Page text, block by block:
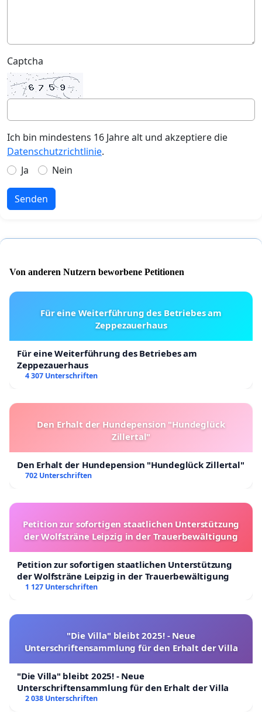
Captcha
Ich bin mindestens 16 Jahre alt und akzeptiere die
Datenschutzrichtlinie.
Ja
Nein
Senden
Von anderen Nutzern beworbene Petitionen
Für eine Weiterführung des Betriebes am
Zeppezauerhaus
Für eine Weiterführung des Betriebes am
Zeppezauerhaus
4 307 Unterschriften
Den Erhalt der Hundepension "Hundeglück
Zillertal"
Den Erhalt der Hundepension "Hundeglück Zillertal"
702 Unterschriften
Petition zur sofortigen staatlichen Unterstützung
der Wolfsträne Leipzig in der Trauerbewältigung
Petition zur sofortigen staatlichen Unterstützung
der Wolfsträne Leipzig in der Trauerbewältigung
1 127 Unterschriften
"Die Villa" bleibt 2025! - Neue
Unterschriftensammlung für den Erhalt der Villa
"Die Villa" bleibt 2025! - Neue
Unterschriftensammlung für den Erhalt der Villa
2 038 Unterschriften